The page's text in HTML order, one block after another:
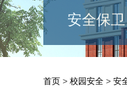
安全保卫
首页 > 校园安全 > 安